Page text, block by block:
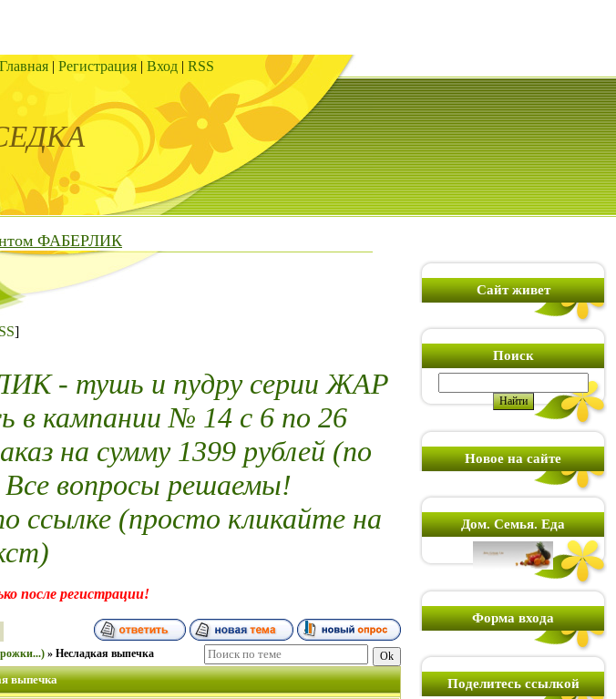
Главная | Регистрация | Вход | RSS
ФАБЕРЛИК
]
- тушь и пудру серии ЖАР
в кампании № 14 с 6 по 26
на сумму 1399 рублей (по
вопросы решаемы!
ссылке (просто кликайте на
после регистрации!
» Несладкая выпечка
выпечка
Сайт живет
Поиск
Новое на сайте
Дом. Семья. Еда
Форма входа
Поделитесь ссылкой